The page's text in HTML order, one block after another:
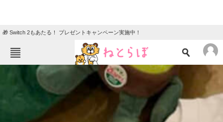
🎁 Switch 2もあたる！ プレゼントキャンペーン実施中！
ねとらぼメニュー
ニュース